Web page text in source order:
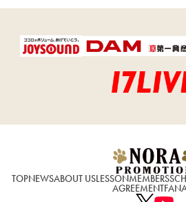
TOPNEWSABOUT USLESSONMEMBERS
AGREEMENT